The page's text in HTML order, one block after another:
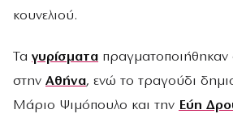
κουνελιού.
Τα γυρίσματα πραγματοποιήθηκαν
στην Αθήνα, ενώ το τραγούδι
Μάριο Ψιμόπουλο και την Εύη